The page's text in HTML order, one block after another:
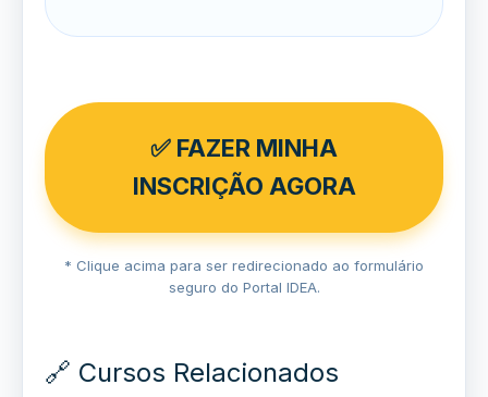
✅ FAZER MINHA
INSCRIÇÃO AGORA
* Clique acima para ser redirecionado ao formulário
seguro do Portal IDEA.
🔗 Cursos Relacionados